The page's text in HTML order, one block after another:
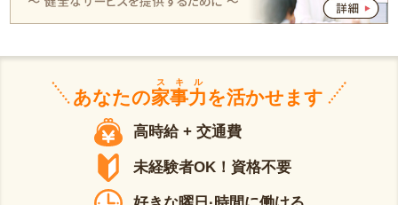
あなたの家事力
スキル
を活かせます
高時給 + 交通費
未経験者OK！資格不要